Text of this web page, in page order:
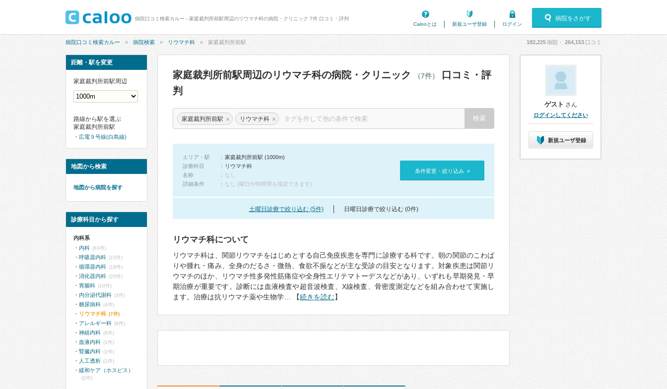
病院口コミ検索カルー - 家庭裁判所前駅周辺のリウマチ科の病院・クリニック 7件 口コミ・評判
Calooとは
新規ユーザ登録 ログイン
病院をさがす
病院口コミ検索カルー 病院検索 リウマチ科 家庭裁判所前駅 182,225病院・ 264,153 口コミ
家庭裁判所前駅周辺のリウマチ科の病院・クリニック （7件）
口コミ・評
判
家庭裁判所前駅 × リウマチ科 ×
エリア・駅
家庭裁判所前駅 (1000m)
診療科目
リウマチ科
名称
なし
詳細条件
なし (曜日や時間帯を指定できます)
条件変更・絞り込み »
土曜日診療で絞り込む (5件) 日曜日診療で絞り込む (0件)
リウマチ科について
リウマチ科は、関節リウマチをはじめとする自己免疫疾患を専門に診療する科です。朝の関節のこわば
りや腫れ・痛み、全身のだるさ・微熱、食欲不振などが主な受診の目安となります。対象疾患は関節リ
ウマチのほか、リウマチ性多発性筋痛症や全身性エリテマトーデスなどがあり、いずれも早期発見・早
期治療が重要です。診断には血液検査や超音波検査、X線検査、骨密度測定などを組み合わせて実施し
ます。治療は抗リウマチ薬や生物学… 【続きを読む】
距離・駅を変更
家庭裁判所前駅周辺
路線から駅を選ぶ
家庭裁判所前駅
広電９号線(白島線)
地図から検索
地図から病院を探す
診療科目から探す
内科系
内科 (63件)
呼吸器内科 (15件)
循環器内科 (18件)
消化器内科 (20件)
胃腸科 (10件)
内分泌代謝科 (3件)
糖尿病科 (4件)
リウマチ科 (7件)
アレルギー科 (8件)
神経内科 (6件)
血液内科 (1件)
腎臓内科 (1件)
人工透析 (1件)
緩和ケア（ホスピス）
(2件)
ゲスト さん
ログインしてください
新規ユーザ登録